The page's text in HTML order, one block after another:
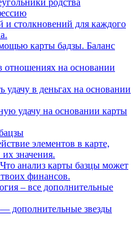
родства
и cтолкновений для каждого
карты бадзы. Баланс
отношениях на основании
удачу в деньгах на основании
удачу на основании карты
элементов в карте,
значения.
анализ карты базцы может
финансов.
– все дополнительные
дополнительные звезды